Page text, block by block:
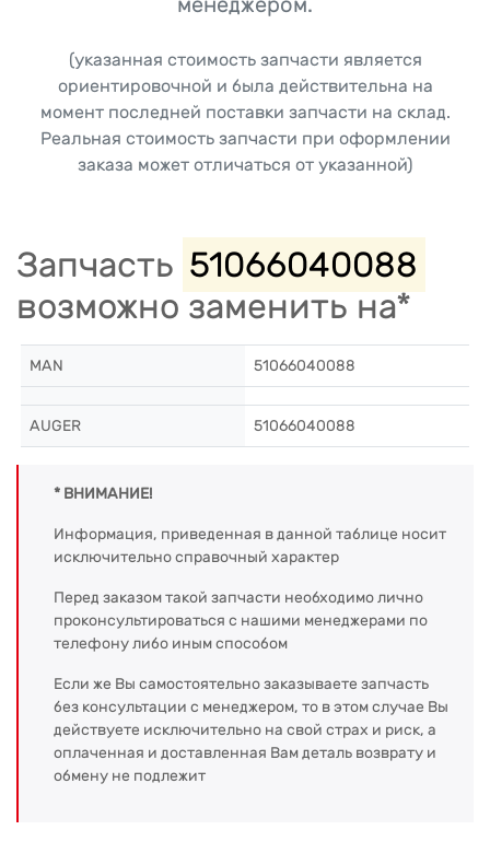
(указанная стоимость запчасти является
ориентировочной и была действительна на
момент последней поставки запчасти на склад.
Реальная стоимость запчасти при оформлении
заказа может отличаться от указанной)
Запчасть 51066040088
возможно заменить на*
MAN 51066040088
AUGER 51066040088
* ВНИМАНИЕ!
Информация, приведенная в данной таблице носит
исключительно справочный характер
Перед заказом такой запчасти необходимо лично
проконсультироваться с нашими менеджерами по
телефону либо иным способом
Если же Вы самостоятельно заказываете запчасть
без консультации с менеджером, то в этом случае Вы
действуете исключительно на свой страх и риск, а
оплаченная и доставленная Вам деталь возврату и
обмену не подлежит